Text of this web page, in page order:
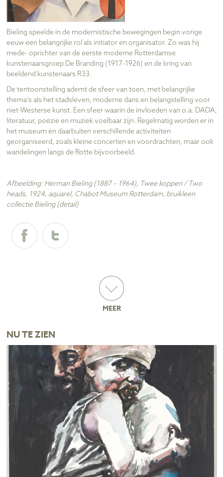
Bieling speelde in de modernistische bewegingen begin vorige
eeuw een belangrijke rol als initiator en organisator. Zo was hij
mede- oprichter van de eerste moderne Rotterdamse
kunstenaarsgroep De Branding (1917-1926) en de kring van
beeldend kunstenaars R33.
De tentoonstelling ademt de sfeer van toen, met belangrijke
thema’s als het stadsleven, moderne dans en belangstelling voor
niet-Westerse kunst. Een sfeer waarin de invloeden van o.a. DADA,
literatuur, poëzie en muziek voelbaar zijn. Regelmatig worden er in
het museum én daarbuiten verschillende activiteiten
georganiseerd, zoals kleine concerten en voordrachten, maar ook
wandelingen langs de Rotte bijvoorbeeld.
Afbeelding: Herman Bieling (1887 – 1964), Twee koppen / Two
heads, 1924, aquarel, Chabot Museum Rotterdam, bruikleen
collectie Bieling (detail)
MEER
NU TE ZIEN